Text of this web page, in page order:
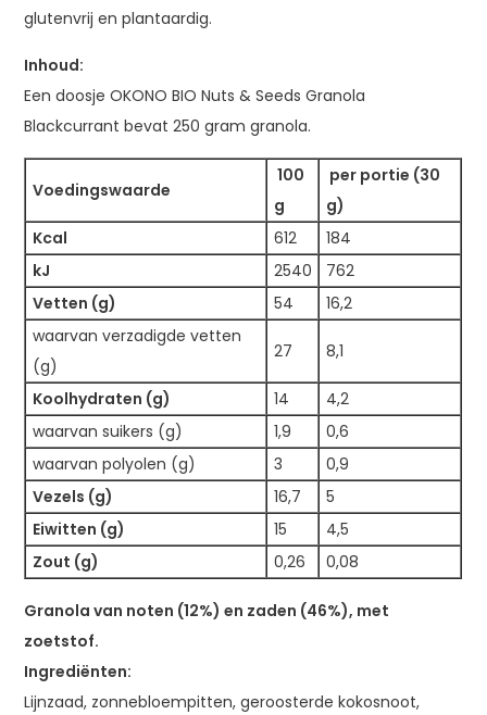
glutenvrij en plantaardig.
Inhoud:
Een doosje OKONO BIO Nuts & Seeds Granola
Blackcurrant bevat 250 gram granola.
Voedingswaarde
100
g
per portie (30
g)
Kcal
612
184
kJ
2540
762
Vetten (g)
54
16,2
waarvan verzadigde vetten
(g)
27 8,1
Koolhydraten (g) 14
4,2
waarvan suikers (g)
1,9
0,6
waarvan polyolen (g)
3
0,9
Vezels (g)
16,7
5
Eiwitten (g)
15
4,5
Zout (g)
0,26 0,08
Granola van noten (12%) en zaden (46%), met
zoetstof.
Ingrediënten:
Lijnzaad, zonnebloempitten, geroosterde kokosnoot,